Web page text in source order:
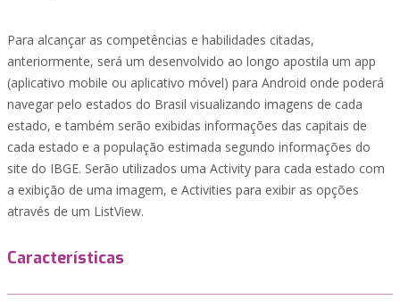
Para alcançar as competências e habilidades citadas,
anteriormente, será um desenvolvido ao longo apostila um app
(aplicativo mobile ou aplicativo móvel) para Android onde poderá
navegar pelo estados do Brasil visualizando imagens de cada
estado, e também serão exibidas informações das capitais de
cada estado e a população estimada segundo informações do
site do IBGE. Serão utilizados uma Activity para cada estado com
a exibição de uma imagem, e Activities para exibir as opções
através de um ListView.
Características